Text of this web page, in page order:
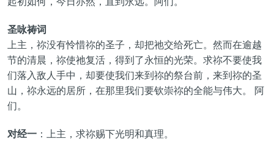
圣咏祷词
上主，祢没有怜惜祢的圣子，却把祂交给死亡。然而在逾越
节的清晨，祢使祂复活，得到了永恒的光荣。求祢不要使我
们落入敌人手中，却要使我们来到祢的祭台前，来到祢的圣
山，祢永远的居所，在那里我们要钦崇祢的全能与伟大。 阿
们。
对经一：上主，求祢赐下光明和真理。